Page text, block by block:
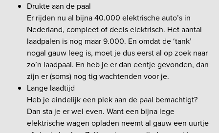
Drukte aan de paal
Er rijden nu al bijna 40.000 elektrische auto’s in
Nederland, compleet of deels elektrisch. Het aantal
laadpalen is nog maar 9.000. En omdat de ‘tank’
nogal gauw leeg is, moet je dus eerst al op zoek naar
zo’n laadpaal. En heb je er dan eentje gevonden, dan
zijn er (soms) nog tig wachtenden voor je.
Lange laadtijd
Heb je eindelijk een plek aan de paal bemachtigt?
Dan sta je er wel even. Want een bijna lege
elektrische wagen opladen neemt al gauw een uurtje